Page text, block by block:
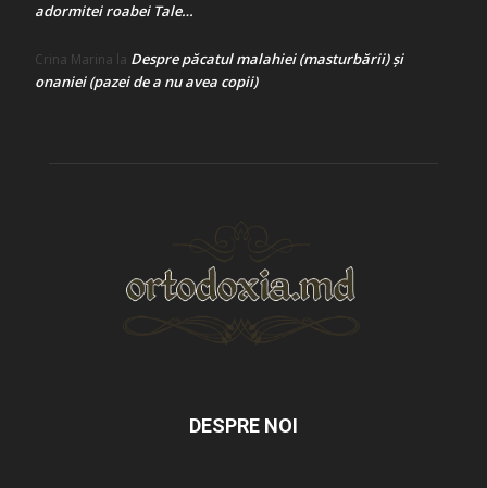
adormitei roabei Tale…
Crina Marina la Despre păcatul malahiei (masturbării) şi
onaniei (pazei de a nu avea copii)
DESPRE NOI